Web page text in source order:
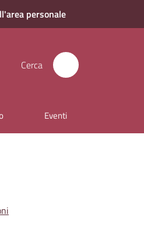
personale
Cerca
Eventi